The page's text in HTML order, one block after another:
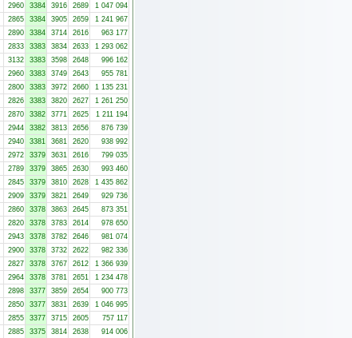
2960 3384 3916 2689
1 047 094
2865 3384 3905 2659
1 241 967
2890 3384 3714 2616
963 177
2833 3383 3834 2633
1 293 062
3132 3383 3598 2648
996 162
2960 3383 3749 2643
955 781
2800 3383 3972 2660
1 135 231
2826 3383 3820 2627
1 261 250
2870 3382 3771 2625
1 211 194
2944 3382 3813 2656
876 739
2940 3381 3681 2620
938 992
2972 3379 3631 2616
799 035
2789 3379 3865 2630
993 460
2845 3379 3810 2628
1 435 862
2909 3379 3821 2649
929 736
2860 3378 3863 2645
873 351
2820 3378 3783 2614
978 650
2943 3378 3782 2646
981 074
2900 3378 3732 2622
982 336
2827 3378 3767 2612
1 366 939
2964 3378 3781 2651
1 234 478
2898 3377 3859 2654
900 773
2850 3377 3831 2639
1 046 995
2855 3377 3715 2605
757 117
2885 3375 3814 2638 914 006